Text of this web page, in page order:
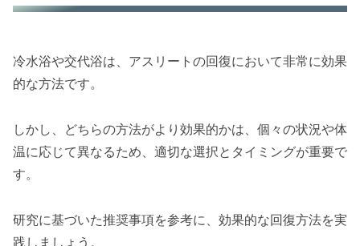
冷水浴や交代浴は、アスリートの回復において非常に効果
的な方法です。
しかし、どちらの方法がより効果的かは、個々の状況や体
温に応じて異なるため、適切な選択とタイミングが重要で
す。
研究に基づいた推奨事項を参考に、効果的な回復方法を実
践しましょう。